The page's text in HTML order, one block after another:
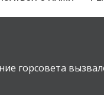
горсовета